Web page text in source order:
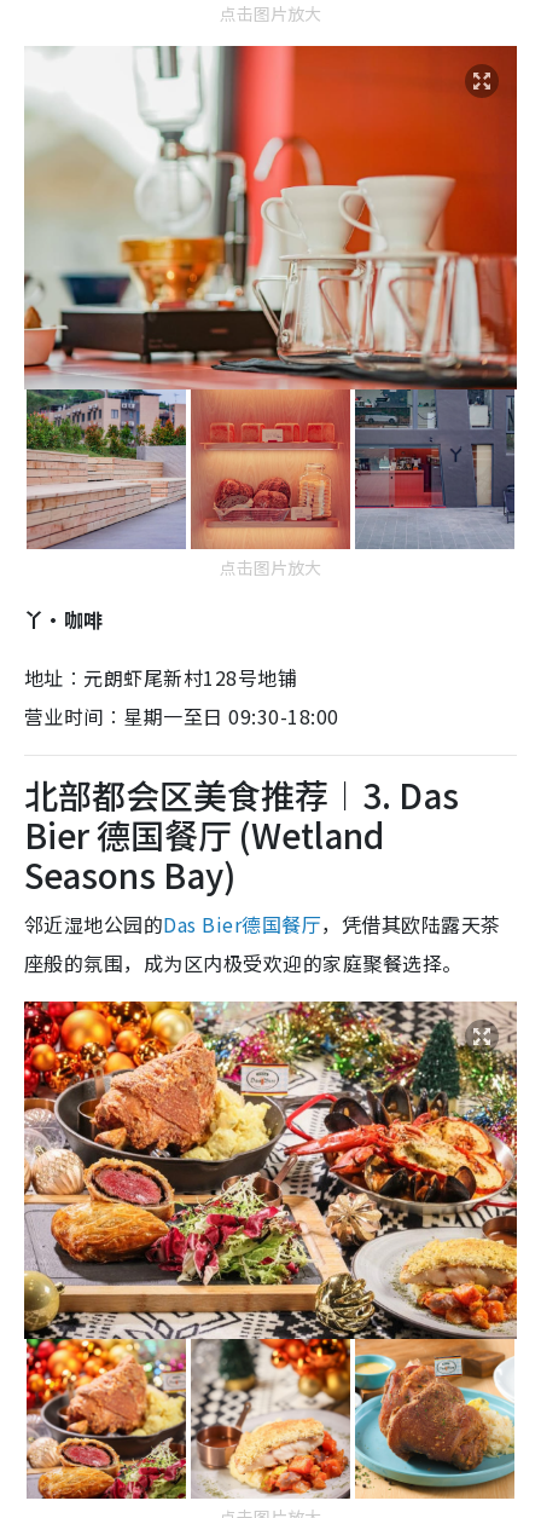
点击图片放大
点击图片放大
丫·咖啡
地址︰元朗虾尾新村128号地铺
营业时间︰星期一至日 09:30-18:00
北部都会区美食推荐︱3. Das
Bier 德国餐厅 (Wetland
Seasons Bay)
邻近湿地公园的Das Bier德国餐厅，凭借其欧陆露天茶
座般的氛围，成为区内极受欢迎的家庭聚餐选择。